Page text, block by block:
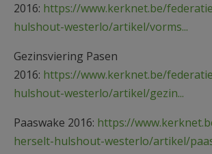
2016: https://www.kerknet.be/
hulshout-westerlo/artikel/vorms...
Gezinsviering Pasen
2016: https://www.kerknet.be/
hulshout-westerlo/artikel/gezin...
Paaswake 2016: https://
herselt-hulshout-westerlo/artikel/